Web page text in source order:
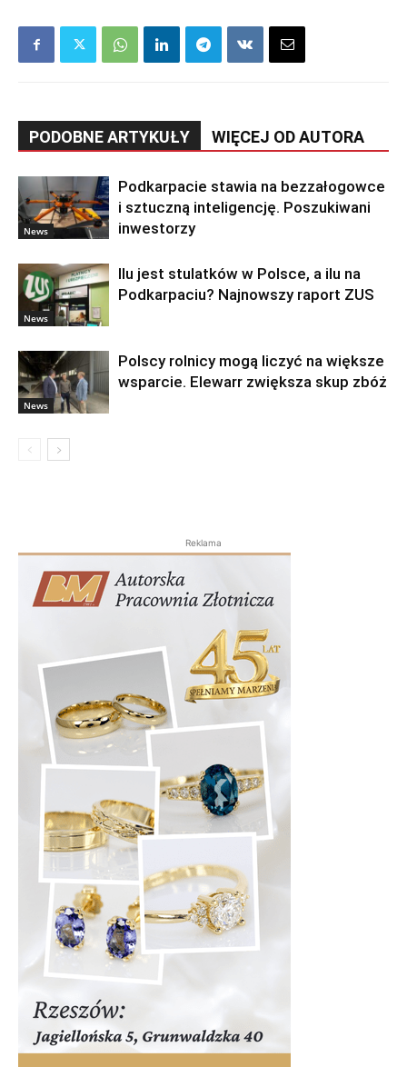
PODOBNE ARTYKUŁY WIĘCEJ OD AUTORA
News
Podkarpacie stawia na bezzałogowce
i sztuczną inteligencję. Poszukiwani
inwestorzy
News
Ilu jest stulatków w Polsce, a ilu na
Podkarpaciu? Najnowszy raport ZUS
News
Polscy rolnicy mogą liczyć na większe
wsparcie. Elewarr zwiększa skup zbóż
Reklama